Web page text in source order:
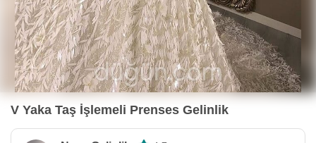
V Yaka Taş İşlemeli Prenses Gelinlik